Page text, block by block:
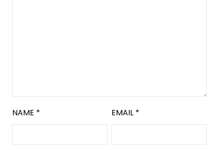
NAME * EMAIL *